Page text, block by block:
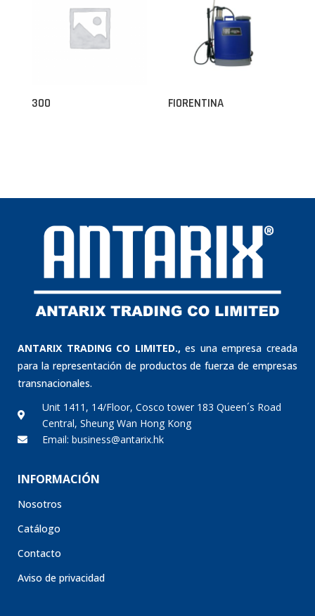
300 FIORENTINA
ANTARIX TRADING CO LIMITED., es una empresa creada
para la representación de productos de fuerza de empresas
transnacionales.
Unit 1411, 14/Floor, Cosco tower 183 Queen´s Road
Central, Sheung Wan Hong Kong
Email: business@antarix.hk
INFORMACIÓN
Nosotros
Catálogo
Contacto
Aviso de privacidad